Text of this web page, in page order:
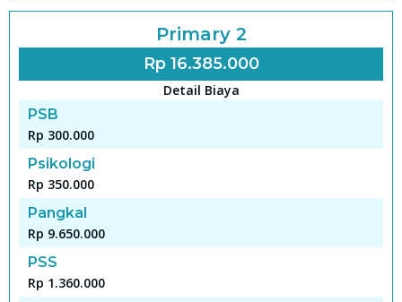
Primary 2
Rp 16.385.000
Detail Biaya
PSB
Rp 300.000
Psikologi
Rp 350.000
Pangkal
Rp 9.650.000
PSS
Rp 1.360.000